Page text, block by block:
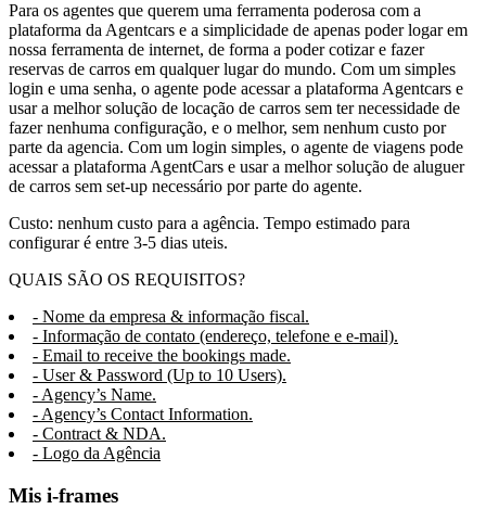
Para os agentes que querem uma ferramenta poderosa com a
plataforma da Agentcars e a simplicidade de apenas poder logar em
nossa ferramenta de internet, de forma a poder cotizar e fazer
reservas de carros em qualquer lugar do mundo. Com um simples
login e uma senha, o agente pode acessar a plataforma Agentcars e
usar a melhor solução de locação de carros sem ter necessidade de
fazer nenhuma configuração, e o melhor, sem nenhum custo por
parte da agencia. Com um login simples, o agente de viagens pode
acessar a plataforma AgentCars e usar a melhor solução de aluguer
de carros sem set-up necessário por parte do agente.
Custo: nenhum custo para a agência. Tempo estimado para
configurar é entre 3-5 dias uteis.
QUAIS SÃO OS REQUISITOS?
- Nome da empresa & informação fiscal.
- Informação de contato (endereço, telefone e e-mail).
- Email to receive the bookings made.
- User & Password (Up to 10 Users).
- Agency’s Name.
- Agency’s Contact Information.
- Contract & NDA.
- Logo da Agência
Mis i-frames